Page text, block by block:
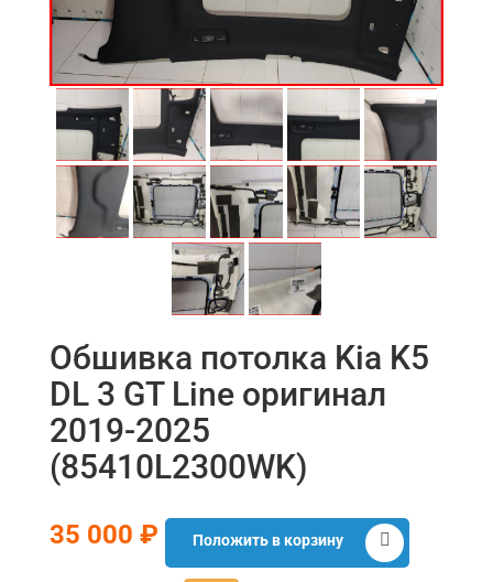
Обшивка потолка Kia K5
DL 3 GT Line оригинал
2019-2025
(85410L2300WK)
35 000 ₽ Положить в корзину